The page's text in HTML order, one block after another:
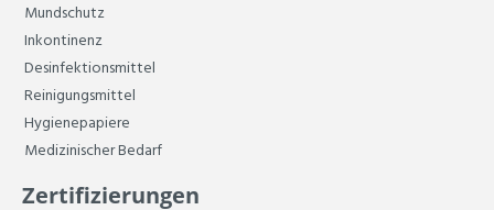
Mundschutz
Inkontinenz
Desinfektionsmittel
Reinigungsmittel
Hygienepapiere
Medizinischer Bedarf
Zertifizierungen